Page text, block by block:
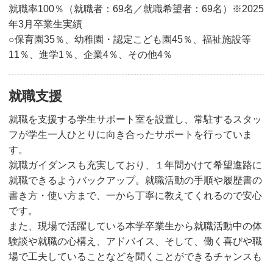
就職率100％（就職者：69名／就職希望者：69名）※2025
年3月卒業生実績
○保育園35％、幼稚園・認定こども園45％、福祉施設等
11％、進学1％、企業4％、その他4％
就職支援
就職を支援する学生サポート室を設置し、常駐するスタッ
フが学生一人ひとりに向き合ったサポートを行っていま
す。
就職ガイダンスも充実しており、１年間かけて希望進路に
就職できるようバックアップ。就職活動の手順や履歴書の
書き方・使い方まで、一から丁寧に教えてくれるので安心
です。
また、現場で活躍している本学卒業生から就職活動中の体
験談や就職の心構え、アドバイス、そして、働く喜びや職
場で工夫していることなどを聞くことができるチャンスも